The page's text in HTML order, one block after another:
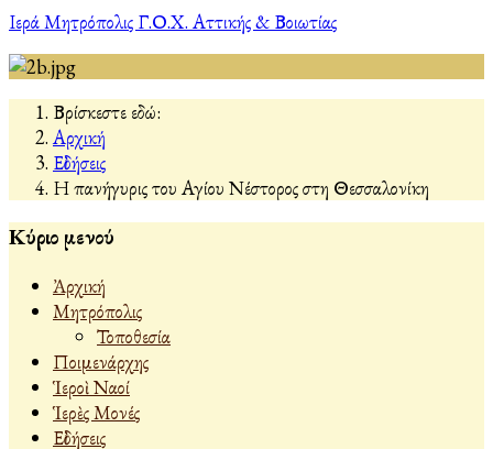
Ιερά Μητρόπολις Γ.Ο.Χ. Αττικής & Βοιωτίας
Βρίσκεστε εδώ:
Αρχική
Εἰδήσεις
Η πανήγυρις του Αγίου Νέστορος στη Θεσσαλονίκη
Κύριο μενού
Ἀρχική
Μητρόπολις
Τοποθεσία
Ποιμενάρχης
Ἱεροὶ Ναοί
Ἱερὲς Μονές
Εἰδήσεις